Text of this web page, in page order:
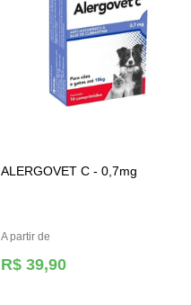
ALERGOVET C - 0,7mg
A partir de
R$ 39,90